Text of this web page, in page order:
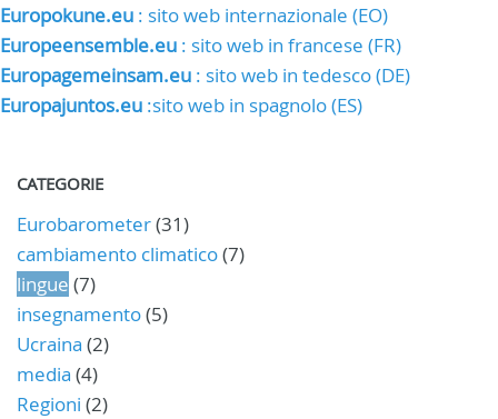
Europokune.eu : sito web internazionale (EO)
Europeensemble.eu : sito web in francese (FR)
Europagemeinsam.eu : sito web in tedesco (DE)
Europajuntos.eu :sito web in spagnolo (ES)
CATEGORIE
Eurobarometer(31)
cambiamento climatico(7)
lingue (7)
insegnamento(5)
Ucraina (2)
media (4)
Regioni (2)